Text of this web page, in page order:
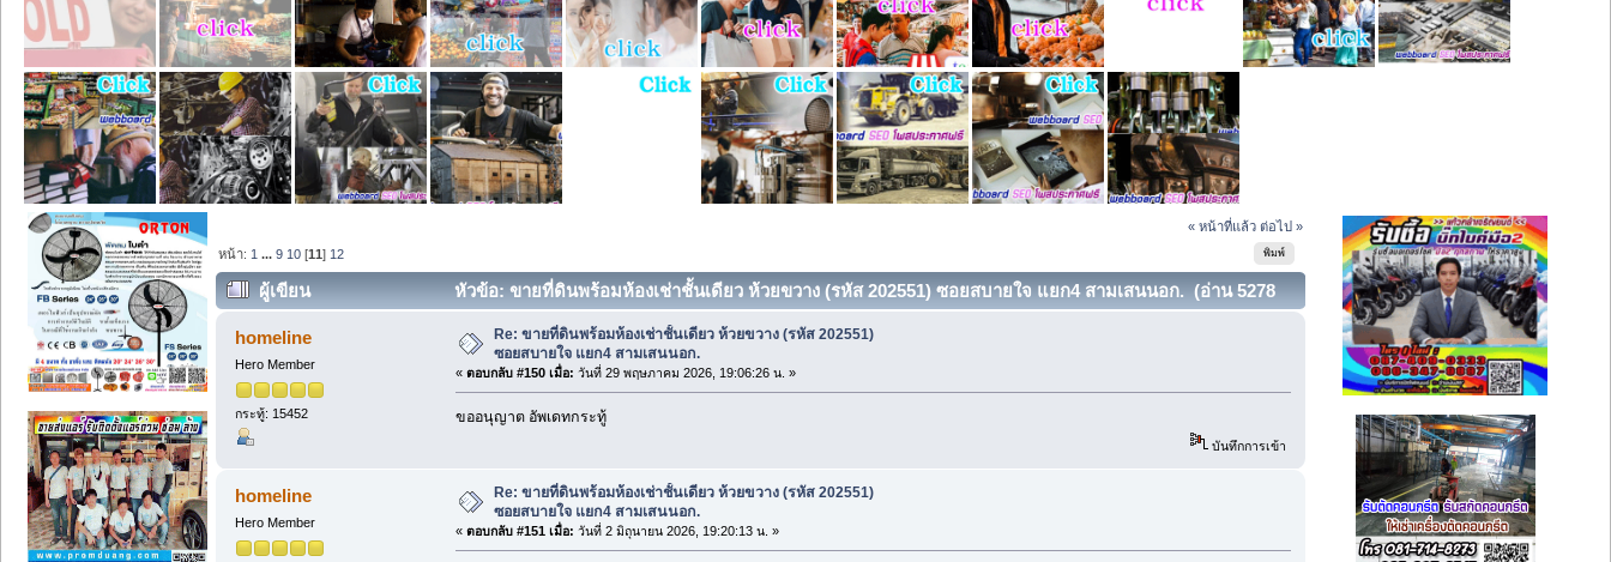
« หน้าที่แล้ว ต่อไป »
พิมพ์
หน้า: 1 ...9 10 [11] 12
ผู้เขียน
หัวข้อ: ขายที่ดินพร้อมห้องเช่าชั้นเดียว ห้วยขวาง (รหัส 202551) ซอยสบายใจ แยก4 สามเสนนอก. (อ่าน 5278
ครั้ง)
homeline
Hero Member
กระทู้: 15452
Re: ขายที่ดินพร้อมห้องเช่าชั้นเดียว ห้วยขวาง (รหัส 202551)
ซอยสบายใจ แยก4 สามเสนนอก.
« ตอบกลับ #150 เมื่อ: วันที่ 29 พฤษภาคม 2026, 19:06:26 น. »
ขออนุญาต อัพเดทกระทู้
บันทึกการเข้า
homeline
Hero Member
Re: ขายที่ดินพร้อมห้องเช่าชั้นเดียว ห้วยขวาง (รหัส 202551)
ซอยสบายใจ แยก4 สามเสนนอก.
« ตอบกลับ #151 เมื่อ: วันที่ 2 มิถุนายน 2026, 19:20:13 น. »